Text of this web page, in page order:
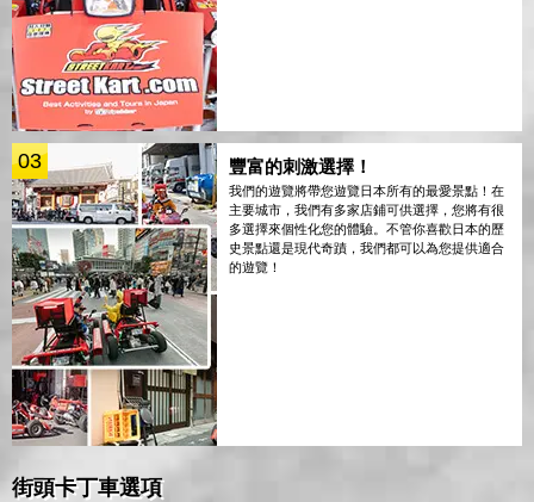
03 豐富的刺激選擇！
我們的遊覽將帶您遊覽日本所有的最愛景點！在
主要城市，我們有多家店鋪可供選擇，您將有很
多選擇來個性化您的體驗。不管你喜歡日本的歷
史景點還是現代奇蹟，我們都可以為您提供適合
的遊覽！
街頭卡丁車選項